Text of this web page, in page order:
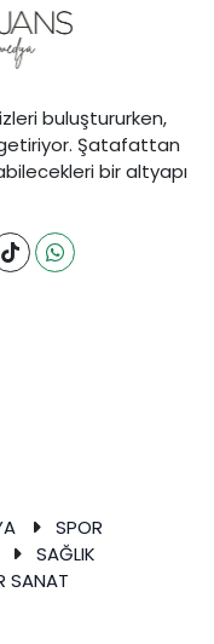
buluştururken,
Şatafattan
bir altyapı
SPOR
SAĞLIK
SANAT